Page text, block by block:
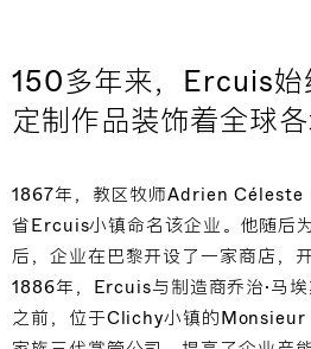
150多年来，Ercuis始
定制作品装饰着全球
1867年，教区牧师Adrien Céleste
省Ercuis小镇命名该企业。他随后
后，企业在巴黎开设了一家商店，
1886年，Ercuis与制造商乔治·马
之前，位于Clichy小镇的